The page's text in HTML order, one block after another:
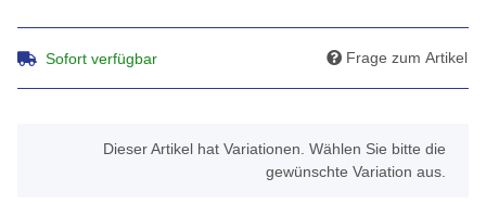
Sofort verfügbar Frage zum Artikel
Dieser Artikel hat Variationen. Wählen Sie bitte die
gewünschte Variation aus.